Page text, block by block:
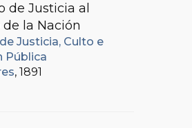
de Justicia al
la Nación
Justicia, Culto e
Pública
, 1891